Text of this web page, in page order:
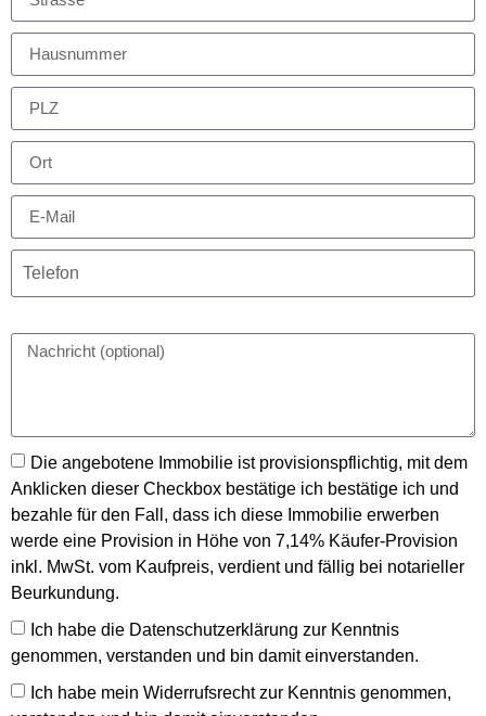
Die angebotene Immobilie ist provisionspflichtig, mit dem
Anklicken dieser Checkbox bestätige ich bestätige ich und
bezahle für den Fall, dass ich diese Immobilie erwerben
werde eine Provision in Höhe von 7,14% Käufer-Provision
inkl. MwSt. vom Kaufpreis, verdient und fällig bei notarieller
Beurkundung.
Ich habe die Datenschutzerklärung zur Kenntnis
genommen, verstanden und bin damit einverstanden.
Ich habe mein Widerrufsrechtzur Kenntnis genommen,